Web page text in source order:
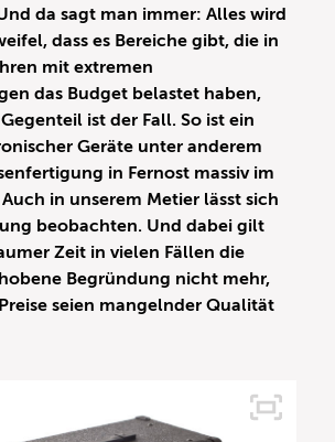
da sagt man immer: Alles wird
dass es Bereiche gibt, die in
mit extremen
das Budget belastet haben,
ist der Fall. So ist ein
Geräte unter anderem
in Fernost massiv im
in unserem Metier lässt sich
beobachten. Und dabei gilt
Zeit in vielen Fällen die
Begründung nicht mehr,
seien mangelnder Qualität